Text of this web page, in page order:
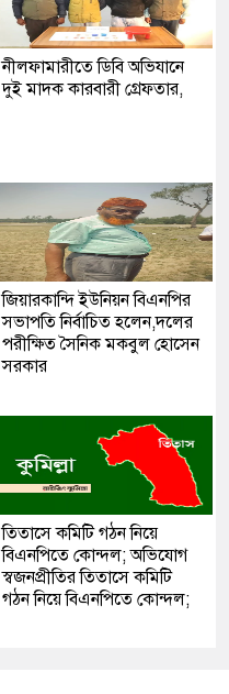
নীলফামারীতে ডিবি অভিযানে
দুই মাদক কারবারী গ্রেফতার,
জিয়ারকান্দি ইউনিয়ন বিএনপির
সভাপতি নির্বাচিত হলেন,দলের
পরীক্ষিত সৈনিক মকবুল হোসেন
সরকার
তিতাসে কমিটি গঠন নিয়ে
বিএনপিতে কোন্দল; অভিযোগ
স্বজনপ্রীতির তিতাসে কমিটি
গঠন নিয়ে বিএনপিতে কোন্দল;